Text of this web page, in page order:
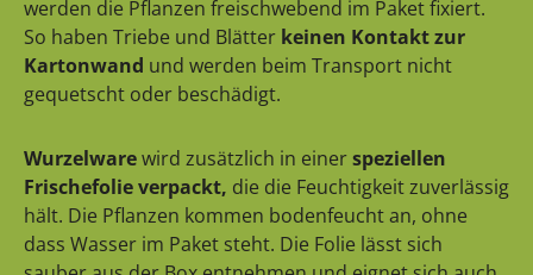
werden die Pflanzen freischwebend im Paket fixiert.
So haben Triebe und Blätter keinen Kontakt zur
Kartonwand und werden beim Transport nicht
gequetscht oder beschädigt.
Wurzelwarewird zusätzlich in einerspeziellen
Frischefolie verpackt, die die Feuchtigkeit zuverlässig
hält. Die Pflanzen kommen bodenfeucht an, ohne
dass Wasser im Paket steht. Die Folie lässt sich